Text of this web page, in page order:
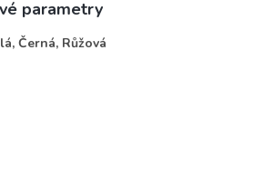
parametry
Černá, Růžová